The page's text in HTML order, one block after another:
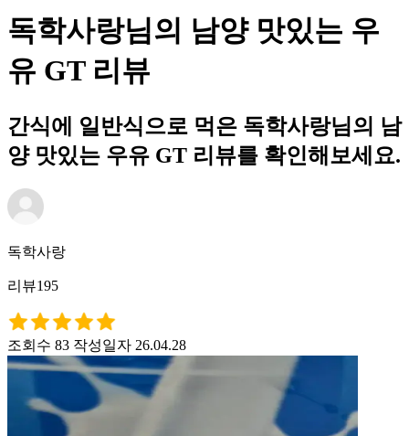
독학사랑님의 남양 맛있는 우
유 GT 리뷰
간식에 일반식으로 먹은 독학사랑님의 남
양 맛있는 우유 GT 리뷰를 확인해보세요.
독학사랑
리뷰195
조회수 83 작성일자 26.04.28